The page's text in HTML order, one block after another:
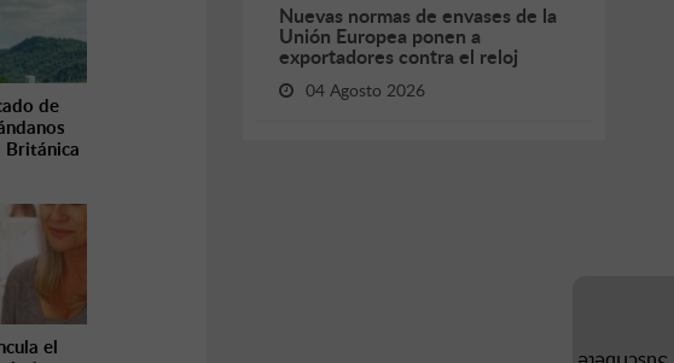
de
Británica
el
Nuevas normas de envases de la
Unión Europea ponen a
exportadores contra el reloj
04 Agosto 2026